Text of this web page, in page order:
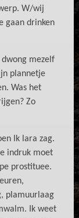
W/wij
gaan drinken
dwong mezelf
plannetje
Was het
Zo
Ik lara zag.
indruk moet
prostituee.
plamuurlaag
Ik weet